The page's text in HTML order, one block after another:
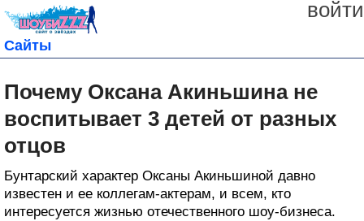
войти
Сайты
Почему Оксана Акиньшина не
воспитывает 3 детей от разных
отцов
Бунтарский характер Оксаны Акиньшиной давно
известен и ее коллегам-актерам, и всем, кто
интересуется жизнью отечественного шоу-бизнеса.